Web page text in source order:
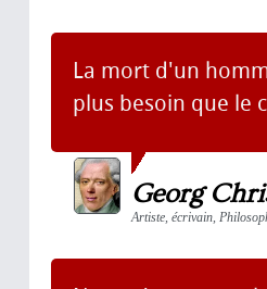
La mort d'un
plus besoin que le
Georg
Artiste, écrivain,